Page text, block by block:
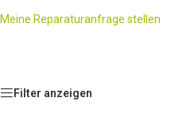
Meine Reparaturanfrage stellen
Filter anzeigen